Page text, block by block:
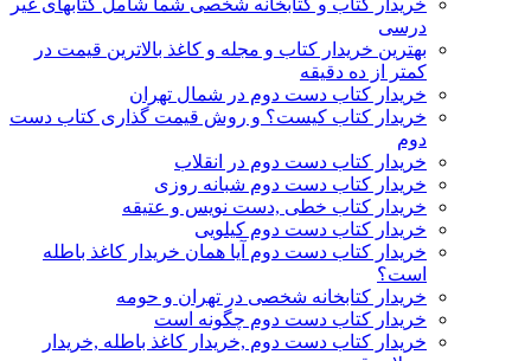
خریدار کتاب و کتابخانه شخصی شما شامل کتابهای غیر
درسی
بهترین خریدار کتاب و مجله و کاغذ بالاترین قیمت در
کمتر از ده دقیقه
خریدار کتاب دست دوم در شمال تهران
خریدار کتاب کیست؟ و روش قیمت گذاری کتاب دست
دوم
خریدار کتاب دست دوم در انقلاب
خریدار کتاب دست دوم شبانه روزی
خریدار کتاب خطی ,دست نویس و عتیقه
خریدار کتاب دست دوم کیلویی
خریدار کتاب دست دوم آیا همان خریدار کاغذ باطله
است؟
خریدار کتابخانه شخصی در تهران و حومه
خریدار کتاب دست دوم چگونه است
خریدار کتاب دست دوم ,خریدار کاغذ باطله ,خریدار